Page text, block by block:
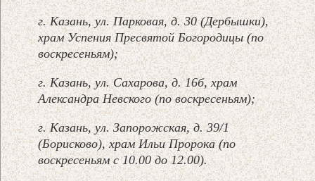
г. Казань, ул. Парковая, д. 30 (Дербышки),
храм Успения Пресвятой Богородицы (по
воскресеньям);
г. Казань, ул. Сахарова, д. 16б, храм
Александра Невского (по воскресеньям);
г. Казань, ул. Запорожская, д. 39/1
(Борисково), храм Ильи Пророка (по
воскресеньям с 10.00 до 12.00).